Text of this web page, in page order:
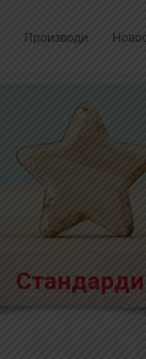
Производи
Стандарди